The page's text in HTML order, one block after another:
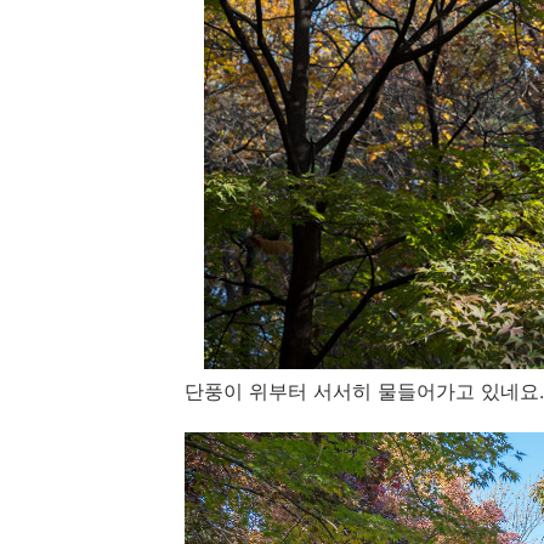
단풍이 위부터 서서히 물들어가고 있네